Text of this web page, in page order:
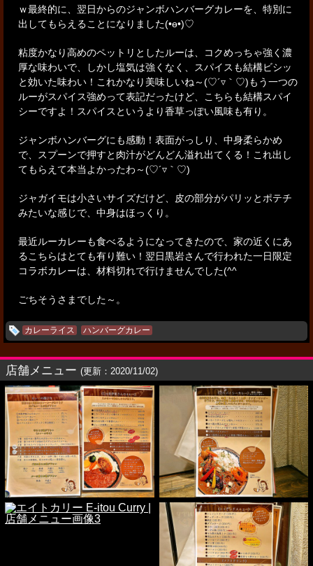
ｗ最終的に、翌日からのジャンボハンバーグカレーを、特別に
出してもらえることになりました(•ө•)♡
粘度かなり高めのペットリとしたルーは、コクめっちゃ強く濃
厚な味わいで、
しかし塩気は強くなく、スパイスも結構ビシッ
と効いた味わい！これかなり美味しいね～(♡´▿｀♡)もう一つの
ルーがスパイス強めって表記だったけど、こちらも結構スパイ
シーですよ！ スパイスというより香草っぽい風味も有り。
ジャンボハンバーグにも感動！ 表面がっしり、中身柔らかめ
で、スプーンで押すと肉汁がどんどん溢れ出てくる！ これ出し
てもらえて本当よかったわ～(♡´▿｀♡)
ジャガイモは小さいサイズだけど、皮の部分がパリッとポテチ
みたいな感じで、中身はほっくり。
最近ルーカレーも食べるようになってきたので、家の近くにあ
るこちらはとても有り難い！ 翌日黒岩さんで行われた一日限定
コラボカレーは、材料切れで行けませんでした(^^ゞ
ごちそうさまでした～。
カレーライス ハンバーグカレー
店舗メニュー (更新：2020/11/02)